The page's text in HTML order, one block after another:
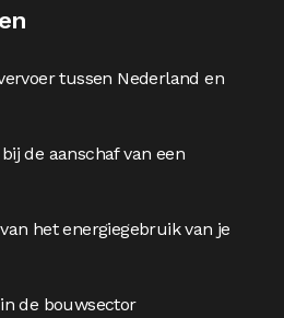
tussen Nederland en
de aanschaf van een
het energiegebruik van je
de bouwsector